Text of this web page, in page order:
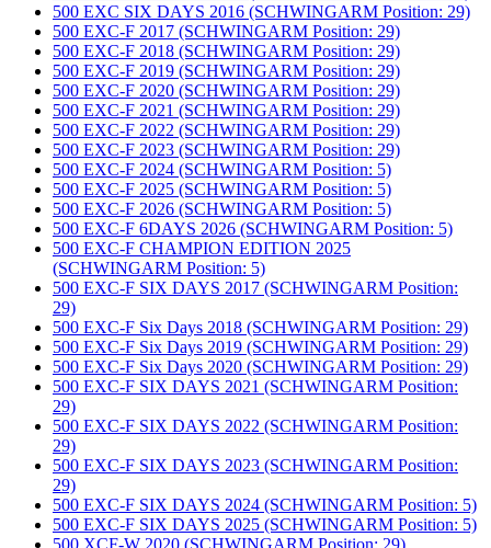
500 EXC SIX DAYS 2016 (SCHWINGARM Position: 29)
500 EXC-F 2017 (SCHWINGARM Position: 29)
500 EXC-F 2018 (SCHWINGARM Position: 29)
500 EXC-F 2019 (SCHWINGARM Position: 29)
500 EXC-F 2020 (SCHWINGARM Position: 29)
500 EXC-F 2021 (SCHWINGARM Position: 29)
500 EXC-F 2022 (SCHWINGARM Position: 29)
500 EXC-F 2023 (SCHWINGARM Position: 29)
500 EXC-F 2024 (SCHWINGARM Position: 5)
500 EXC-F 2025 (SCHWINGARM Position: 5)
500 EXC-F 2026 (SCHWINGARM Position: 5)
500 EXC-F 6DAYS 2026 (SCHWINGARM Position: 5)
500 EXC-F CHAMPION EDITION 2025
(SCHWINGARM Position: 5)
500 EXC-F SIX DAYS 2017 (SCHWINGARM Position:
29)
500 EXC-F Six Days 2018 (SCHWINGARM Position: 29)
500 EXC-F Six Days 2019 (SCHWINGARM Position: 29)
500 EXC-F Six Days 2020 (SCHWINGARM Position: 29)
500 EXC-F SIX DAYS 2021 (SCHWINGARM Position:
29)
500 EXC-F SIX DAYS 2022 (SCHWINGARM Position:
29)
500 EXC-F SIX DAYS 2023 (SCHWINGARM Position:
29)
500 EXC-F SIX DAYS 2024 (SCHWINGARM Position: 5)
500 EXC-F SIX DAYS 2025 (SCHWINGARM Position: 5)
500 XCF-W 2020 (SCHWINGARM Position: 29)